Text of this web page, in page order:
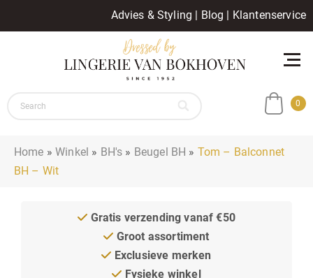
Advies & Styling | Blog | Klantenservice
0
Home »Winkel » BH's » Beugel BH » Tom – Balconnet
BH – Wit
Gratis verzending vanaf €50
Groot assortiment
Exclusieve merken
Fysieke winkel